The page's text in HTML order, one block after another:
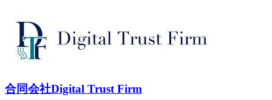
合同会社Digital Trust Firm